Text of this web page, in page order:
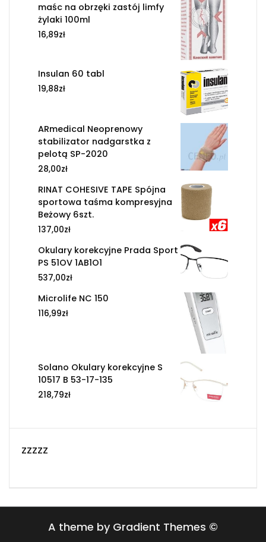
maśc na obrzęki zastój limfy
żylaki 100ml
16,89zł
Insulan 60 tabl
19,88zł
ARmedical Neoprenowy
stabilizator nadgarstka z
pelotą SP-2020
28,00zł
RINAT COHESIVE TAPE Spójna
sportowa taśma kompresyjna
Beżowy 6szt.
137,00zł
Okulary korekcyjne Prada Sport
PS 51OV 1AB1O1
537,00zł
Microlife NC 150
116,99zł
Solano Okulary korekcyjne S
10517 B 53-17-135
218,79zł
zzzzz
A theme by Gradient Themes ©